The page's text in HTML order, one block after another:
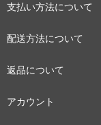
支払い方法について
配送方法について
返品について
アカウント